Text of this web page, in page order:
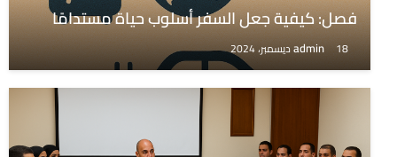
فصل: كيفية جعل السفر أسلوب حياة مستدامًا
admin 18 ديسمبر، 2024